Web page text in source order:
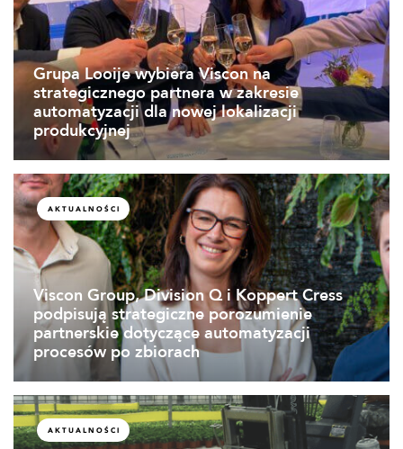
Grupa Looije wybiera Viscon na
strategicznego partnera w zakresie
automatyzacji dla nowej lokalizacji
produkcyjnej
AKTUALNOŚCI
Viscon Group, Division Q i Koppert Cress
podpisują strategiczne porozumienie
partnerskie dotyczące automatyzacji
procesów po zbiorach
AKTUALNOŚCI